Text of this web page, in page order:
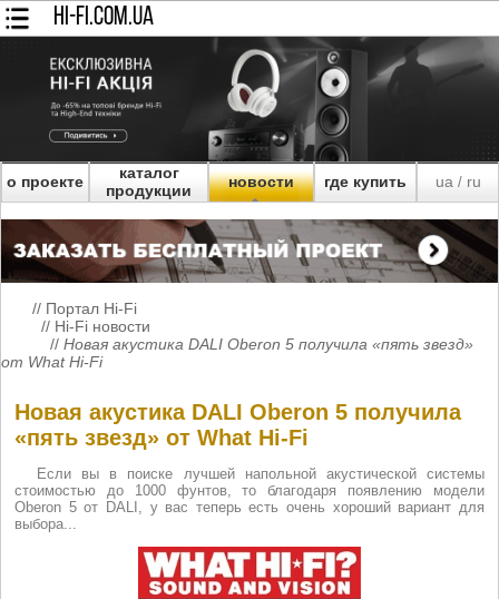
HI-FI.COM.UA
о проекте
каталог
продукции
новости где купить ua/ ru
// Портал Hi-Fi
// Hi-Fi новости
// Новая акустика DALI Oberon 5 получила «пять звезд»
от What Hi-Fi
Новая акустика DALI Oberon 5 получила
«пять звезд» от What Hi-Fi
Если вы в поиске лучшей напольной акустической системы
стоимостью до 1000 фунтов, то благодаря появлению модели
Oberon 5 от DALI, у вас теперь есть очень хороший вариант для
выбора...